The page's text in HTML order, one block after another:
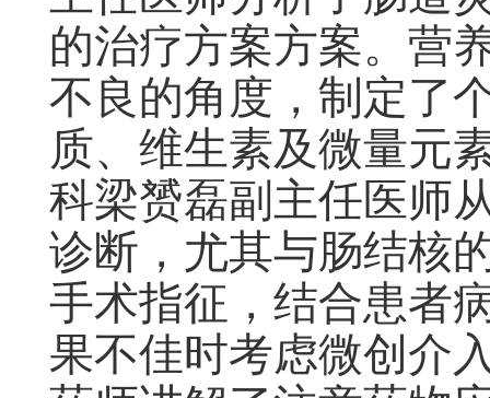
的治疗方案方案。营
不良的角度，制定了
质、维生素及微量元
科梁赟磊副主任医师
诊断，尤其与肠结核
手术指征，结合患者
果不佳时考虑微创介